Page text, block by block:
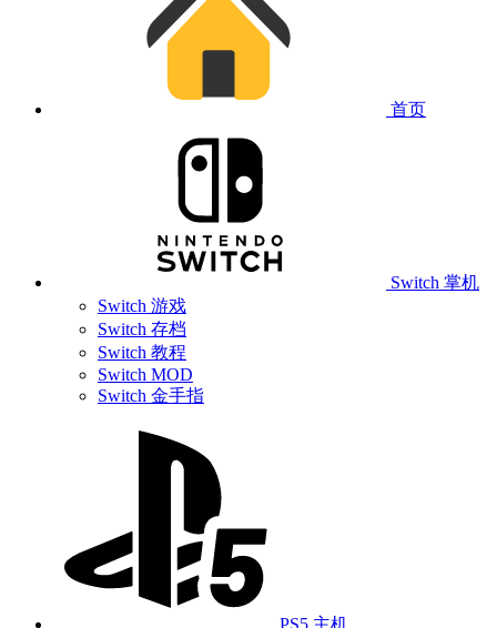
首页
Switch 掌机
Switch 游戏
Switch 存档
Switch 教程
Switch MOD
Switch 金手指